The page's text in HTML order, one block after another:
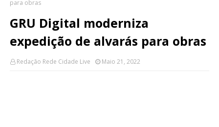
para obras
GRU Digital moderniza
expedição de alvarás para obras
Redação Rede Cidade Live Maio 21, 2022